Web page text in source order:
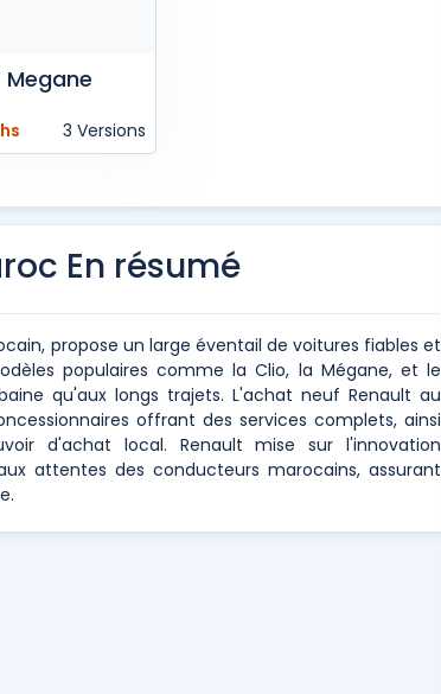
Megane
3 Versions
En résumé
propose un large éventail de voitures fiables et
populaires comme la Clio, la Mégane, et le
qu'aux longs trajets. L'achat neuf Renault au
offrant des services complets, ainsi
d'achat local. Renault mise sur l'innovation
attentes des conducteurs marocains, assurant